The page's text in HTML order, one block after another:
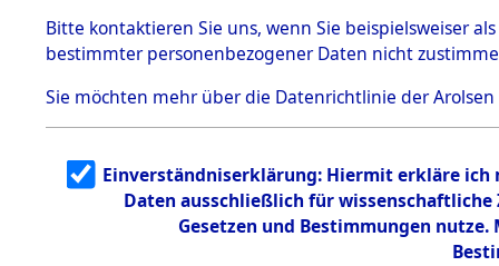
5.3.1 Alliierte
Erhebungen
zu
Todesmärsch
en
5.3.2
g
5.3.3
Todesmärsch
Bitte kontaktieren Sie uns, wenn Sie beispielsweiser
bestimmter personenbezogener Daten nicht
Sie möchten mehr über die Datenrichtlinie der Arolsen
Einverständniserklärung: Hiermit erkläre ich
Daten ausschließlich für
Gesetzen und Bestimmungen